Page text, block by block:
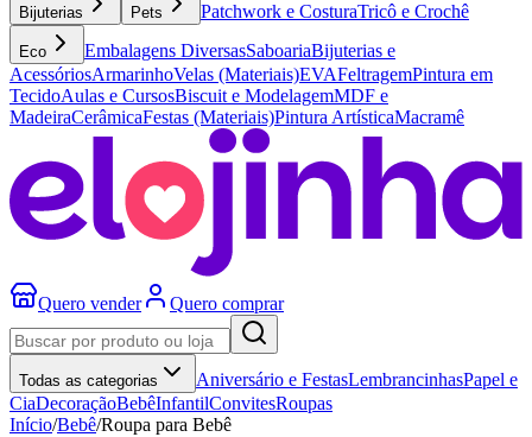
Bijuterias Pets Patchwork e CosturaTricô e Crochê
Eco Embalagens DiversasSaboariaBijuterias e
AcessóriosArmarinhoVelas (Materiais)EVAFeltragemPintura em
TecidoAulas e CursosBiscuit e ModelagemMDF e
MadeiraCerâmicaFestas (Materiais)Pintura ArtísticaMacramê
Quero vender Quero comprar
Todas as categorias Aniversário e FestasLembrancinhasPapel e
CiaDecoraçãoBebêInfantilConvitesRoupas
Início/Bebê/Roupa para Bebê